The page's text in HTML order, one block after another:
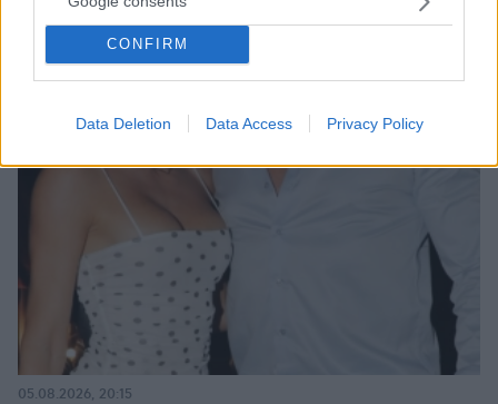
CONFIRM
Data Deletion Data Access Privacy Policy
05.08.2026, 20:15